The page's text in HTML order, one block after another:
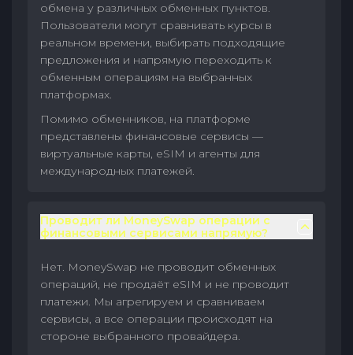
обмена у различных обменных пунктов.
Пользователи могут сравнивать курсы в
реальном времени, выбирать подходящие
предложения и напрямую переходить к
обменным операциям на выбранных
платформах.
Помимо обменников, на платформе
представлены финансовые сервисы —
виртуальные карты, eSIM и агенты для
международных платежей.
Проводит ли MoneySwap операции с
финансовыми сервисами напрямую?
Нет. MoneySwap не проводит обменных
операций, не продаёт eSIM и не проводит
платежи. Мы агрегируем и сравниваем
сервисы, а все операции происходят на
стороне выбранного провайдера.